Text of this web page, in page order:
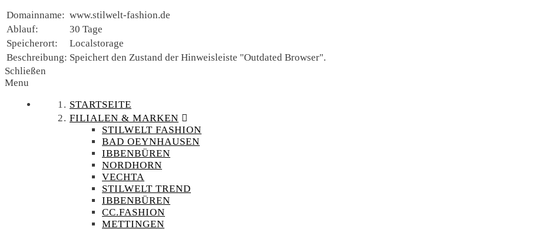
Domainname: www.stilwelt-fashion.de
Ablauf:
30 Tage
Speicherort:
Localstorage
Beschreibung: Speichert den Zustand der Hinweisleiste "Outdated Browser".
Schließen
Menu
STARTSEITE
FILIALEN & MARKEN
STILWELT FASHION
BAD OEYNHAUSEN
IBBENBÜREN
NORDHORN
VECHTA
STILWELT TREND
IBBENBÜREN
CC.FASHION
METTINGEN